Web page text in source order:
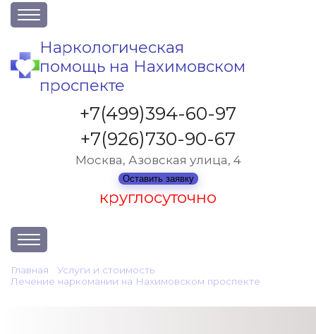
О клинике
Акции
Вакансии
Лицензии
Контакты
Наркологическая
помощь на Нахимовском
проспекте
+7(499)394-60-97
+7(926)730-90-67
Москва, Азовская улица, 4
Оставить заявку
круглосуточно
Услуги и стоимость
Отзывы
Главная Услуги и стоимость
Лечение наркомании на Нахимовском проспекте